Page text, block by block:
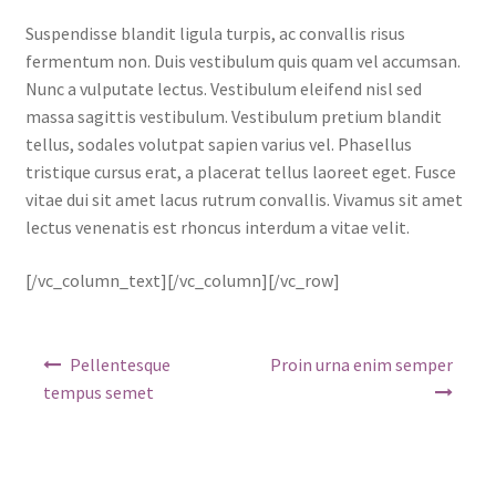
Suspendisse blandit ligula turpis, ac convallis risus
fermentum non. Duis vestibulum quis quam vel accumsan.
Nunc a vulputate lectus. Vestibulum eleifend nisl sed
massa sagittis vestibulum. Vestibulum pretium blandit
tellus, sodales volutpat sapien varius vel. Phasellus
tristique cursus erat, a placerat tellus laoreet eget. Fusce
vitae dui sit amet lacus rutrum convallis. Vivamus sit amet
lectus venenatis est rhoncus interdum a vitae velit.
[/vc_column_text][/vc_column][/vc_row]
articole
Pellentesque
tempus semet
Proin urna enim semper